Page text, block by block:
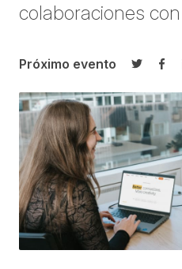
colaboraciones
Próximo evento